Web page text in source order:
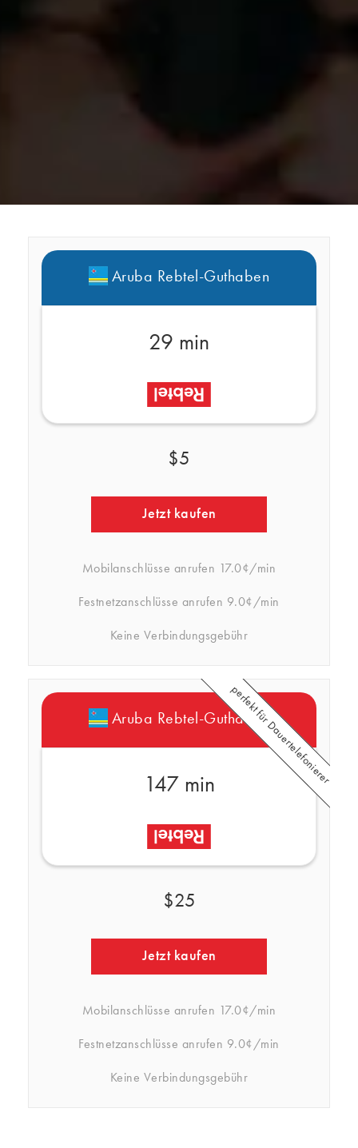
Aruba Rebtel-Guthaben
29 min
$5
Jetzt kaufen
Mobilanschlüsse anrufen 17.0¢/min
Festnetzanschlüsse anrufen 9.0¢/min
Keine Verbindungsgebühr
Aruba Rebtel-Guthaben
147 min
$25
Jetzt kaufen
Mobilanschlüsse anrufen 17.0¢/min
Festnetzanschlüsse anrufen 9.0¢/min
Keine Verbindungsgebühr
perfekt für Dauertelefonierer